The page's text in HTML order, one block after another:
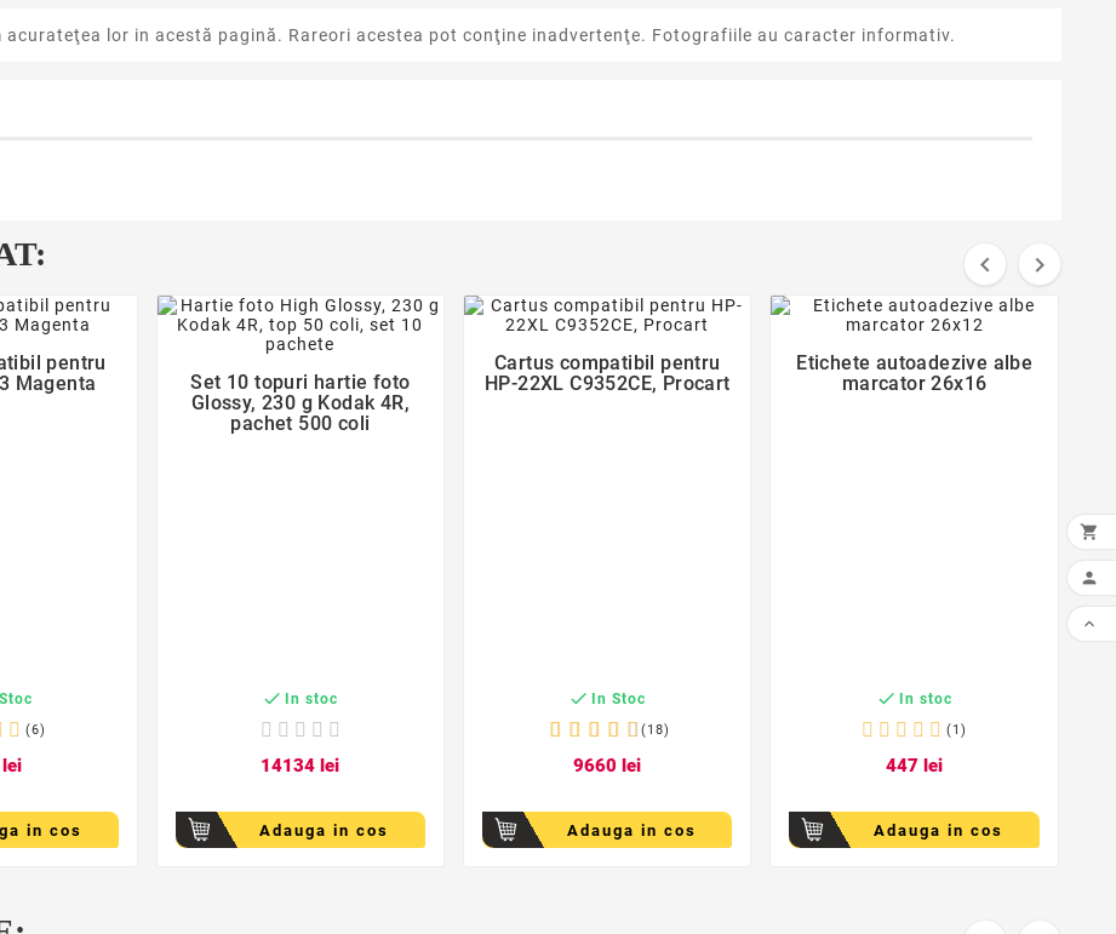
lor in acestă pagină. Rareori acestea pot conţine inadvertenţe. Fotografiile au caracter informativ.
 
pentru
Magenta
(6)
lei
in cos

favorite_border
Set 10 topuri hartie foto
Glossy, 230 g Kodak 4R,
pachet 500 coli
 In stoc
14134 lei
Adauga in cos

Cartus compatibil pentru
HP-22XL C9352CE, Procart
 In Stoc
(18)
9660 lei
Adauga in cos

Etichete autoadezive albe
marcator 26x16
 In stoc
(1)
447 lei
Adauga in cos


